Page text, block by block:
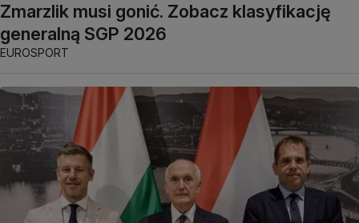
Zmarzlik musi gonić. Zobacz klasyfikację
generalną SGP 2026
EUROSPORT